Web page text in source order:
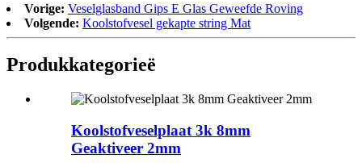
Vorige: Veselglasband Gips E Glas Geweefde Roving
Volgende: Koolstofvesel gekapte string Mat
Produkkategorieë
Koolstofveselplaat 3k 8mm
Geaktiveer 2mm